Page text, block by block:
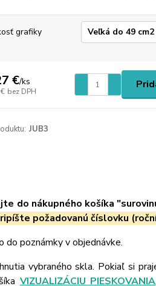
grafiky
€/ks
bez DPH
JUB3
do nákupného košíka
požadovanú číslovku
do poznámky v objednávke.
vybraného skla. Pokiaľ si
VIZUALIZÁCIU PIESKOVANIA